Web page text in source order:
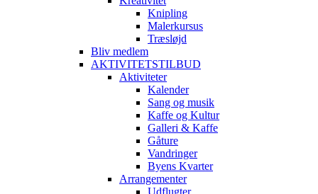
Knipling
Malerkursus
Træsløjd
Bliv medlem
AKTIVITETSTILBUD
Aktiviteter
Kalender
Sang og musik
Kaffe og Kultur
Galleri & Kaffe
Gåture
Vandringer
Byens Kvarter
Arrangementer
Udflugter